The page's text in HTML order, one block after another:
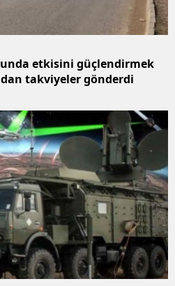
etkisini güçlendirmek
takviyeler gönderdi